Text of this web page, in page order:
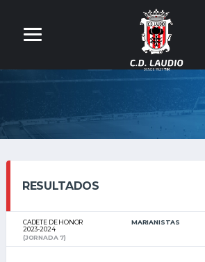
RESULTADOS
CADETE DE HONOR
2023-2024
MARIANISTAS
(JORNADA 7)